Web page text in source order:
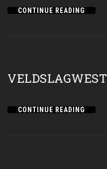
CONTINUE READING
VELDSLAGWEST
CONTINUE READING